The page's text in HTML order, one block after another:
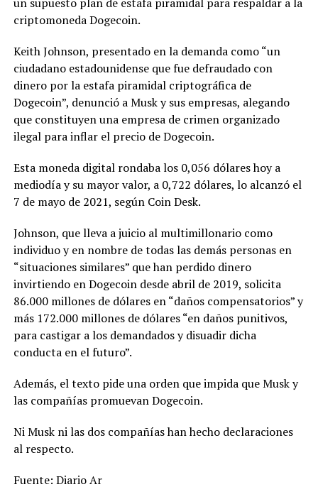
criptomoneda Dogecoin.
Keith Johnson, presentado en la demanda como “un
ciudadano estadounidense que fue defraudado con
dinero por la estafa piramidal criptográfica de
Dogecoin”, denunció a Musk y sus empresas, alegando
que constituyen una empresa de crimen organizado
ilegal para inflar el precio de Dogecoin.
Esta moneda digital rondaba los 0,056 dólares hoy a
mediodía y su mayor valor, a 0,722 dólares, lo alcanzó el
7 de mayo de 2021, según Coin Desk.
Johnson, que lleva a juicio al multimillonario como
individuo y en nombre de todas las demás personas en
“situaciones similares” que han perdido dinero
invirtiendo en Dogecoin desde abril de 2019, solicita
86.000 millones de dólares en “daños compensatorios” y
más 172.000 millones de dólares “en daños punitivos,
para castigar a los demandados y disuadir dicha
conducta en el futuro”.
Además, el texto pide una orden que impida que Musk y
las compañías promuevan Dogecoin.
Ni Musk ni las dos compañías han hecho declaraciones
al respecto.
Fuente: Diario Ar